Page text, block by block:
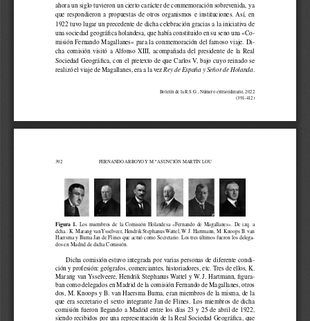
Boletín de la R.S.G., Número extraordinario, 2022
(391-412)
ahora un siglo tuvieron un cierto carácter de conmemoración sobrevenida, ya
que  respondieron  a  propuestas  de  otros  organismos  e  instituciones.  Así,  en
1922 tuvo lugar un precedente de dicha celebración gracias a la iniciativa de
una sociedad geográfica holandesa, que había constituido en su seno una «Co-
misión Fernando Magallanes« para la conmemoración del famoso viaje. Di-
cha  comisión  visitó  a  Alfonso  XIII,  acompañada  del  presidente  de  la  Real
Sociedad  Geográfica,  con  el  pretexto  de  que  Carlos  V,  bajo  cuyo  reinado  se
realizó el viaje de Magallanes, era a la vez Rey de España y Señor de Holanda.
392 FERNANDO ARROYO Y M.ª ASUNCIÓN MARTÍN LOU
Figura  1. Los  miembros  de  la  Comisión  Holandesa  «Fernando  de  Magallanes».  De  izq.  a
dcha.: K. Marang van Ysselveer, Hendrik Stephanus Wattel, W. J. Hartmann, M. Knoops B. van
Haersma y Buma Jan de Flines que actuó como Secretario. Los tres últimos fueron los delega-
dos en Madrid de dicha Comisión.
Dicha comisión estuvo integrada por varias personas de diferente condi-
ción y profesión: geógrafos, comerciantes, historiadores, etc. Tres de ellos, K.
Marang van Ysselveere, Hendrik Stephanus Wattel y W. J. Hartmann, figura-
ban como delegados en Madrid de la comisión Fernando de Magallanes, otros
dos, M. Knoops y B. van Haersma Buma, eran miembros de la misma, de la
que  era  secretario  el  sexto  integrante  Jan  de  Flines.  Los  miembros  de  dicha
comisión  fueron  llegando  a  Madrid  entre  los  días  23  y  25  de  abril  de  1922,
siendo recibidos por una representación de la Real Sociedad Geográfica, que